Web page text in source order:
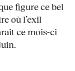
figure ce bel
où l’exil
ce mois-ci